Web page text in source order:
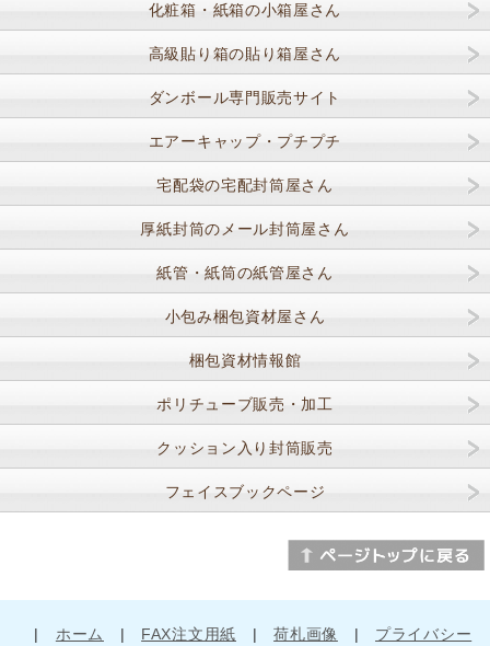
化粧箱・紙箱の小箱屋さん
高級貼り箱の貼り箱屋さん
ダンボール専門販売サイト
エアーキャップ・プチプチ
宅配袋の宅配封筒屋さん
厚紙封筒のメール封筒屋さん
紙管・紙筒の紙管屋さん
小包み梱包資材屋さん
梱包資材情報館
ポリチューブ販売・加工
クッション入り封筒販売
フェイスブックページ
| ホーム | FAX注文用紙 |荷札画像 | プライバシー